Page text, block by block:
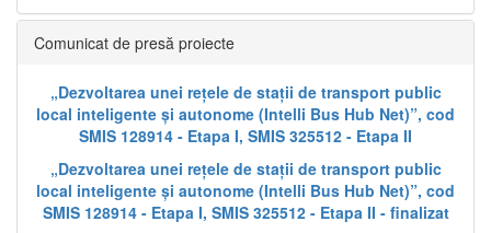
Comunicat de presă proiecte
„Dezvoltarea unei rețele de stații de transport public
local inteligente și autonome (Intelli Bus Hub Net)”, cod
SMIS 128914 - Etapa I, SMIS 325512 - Etapa II
„Dezvoltarea unei rețele de stații de transport public
local inteligente și autonome (Intelli Bus Hub Net)”, cod
SMIS 128914 - Etapa I, SMIS 325512 - Etapa II - finalizat